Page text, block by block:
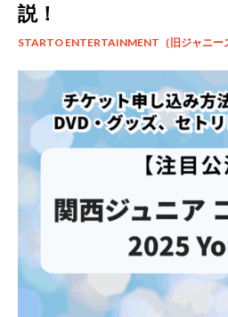
説！
STARTO ENTERTAINMENT（旧ジャニー